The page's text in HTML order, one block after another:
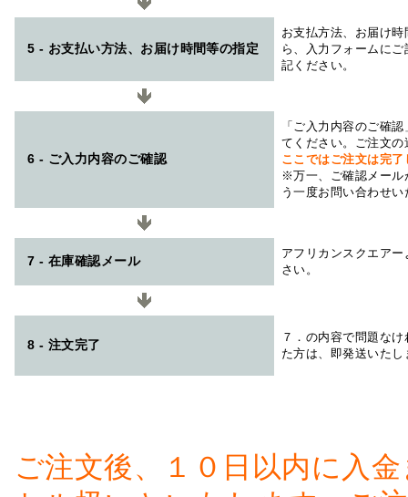
5 - お支払い方法、お届け時間等の指定
お支払方法、お届け
ら、入力フォームに
記ください。
6 - ご入力内容のご確認
「ご入力内容のご確
てください。ご注文
ここではご注文は完
※万一、ご確認メール
う一度お問い合わせ
7 - 在庫確認メール
アフリカンスクエアー
さい。
8 - 注文完了
７．の内容で問題な
た方は、即発送いたし
ご注文後、１０日以内に入